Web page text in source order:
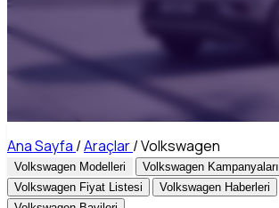
Ana Sayfa /Araçlar/Volkswagen
Volkswagen Modelleri
Volkswagen Kampanyaları
Volkswagen Fiyat Listesi
Volkswagen Haberleri